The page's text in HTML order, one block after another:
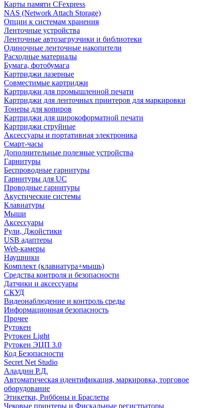
Карты памяти CFexpress
NAS (Network Attach Storage)
Опции к системам хранения
Ленточные устройства
Ленточные автозагрузчики и библиотеки
Одиночные ленточные накопители
Расходные материалы
Бумага, фотобумага
Картриджи лазерные
Совместимые картриджи
Картриджи для промышленной печати
Картриджи для ленточных принтеров для маркировки
Тонеры для копиров
Картриджи для широкоформатной печати
Картриджи струйные
Аксессуары и портативная электроника
Смарт-часы
Дополнительные полезные устройства
Гарнитуры
Беспроводные гарнитуры
Гарнитуры для UC
Проводные гарнитуры
Акустические системы
Клавиатуры
Мыши
Аксессуары
Рули, Джойстики
USB адаптеры
Web-камеры
Наушники
Комплект (клавиатура+мышь)
Средства контроля и безопасности
Датчики и аксессуары
СКУД
Видеонаблюдение и контроль среды
Информационная безопасность
Прочее
Рутокен
Рутокен Light
Рутокен ЭЦП 3.0
Код Безопасности
Secret Net Studio
Аладдин Р.Д.
Автоматическая идентификация, маркировка, торговое
оборудование
Этикетки, Риббоны и Браслеты
Чековые принтеры и Фискальные регистраторы